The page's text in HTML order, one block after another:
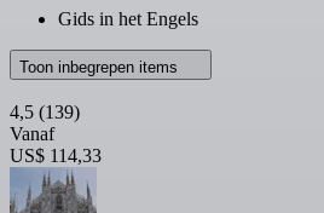
Gids in het Engels
Toon inbegrepen items
4,5 (139)
Vanaf
US$ 114,33